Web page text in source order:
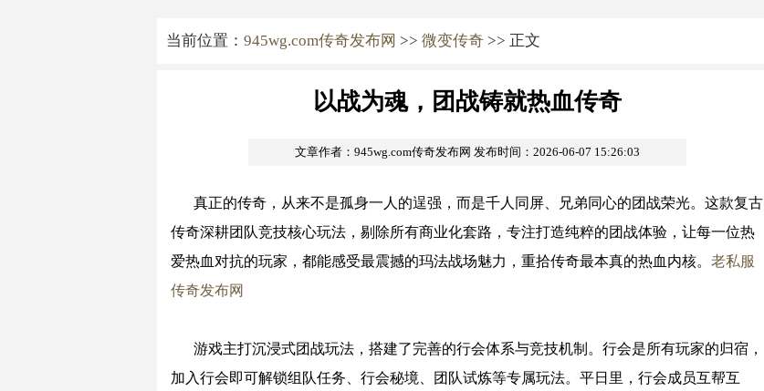
当前位置： 945wg.com传奇发布网 >> 微变传奇 >> 正文
以战为魂，团战铸就热血传奇
文章作者：945wg.com传奇发布网 发布时间：2026-06-07 15:26:03
真正的传奇，从来不是孤身一人的逞强，而是千人同屏、兄弟同心的团战荣光。这款复古
传奇深耕团队竞技核心玩法，剔除所有商业化套路，专注打造纯粹的团战体验，让每一位热
爱热血对抗的玩家，都能感受最震撼的玛法战场魅力，重拾传奇最本真的热血内核。 老私服
传奇发布网
游戏主打沉浸式团战玩法，搭建了完善的行会体系与竞技机制。行会是所有玩家的归宿，
加入行会即可解锁组队任务、行会秘境、团队试炼等专属玩法。平日里，行会成员互帮互